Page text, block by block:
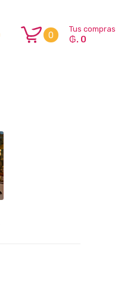
0
Tus compras
₲. 0